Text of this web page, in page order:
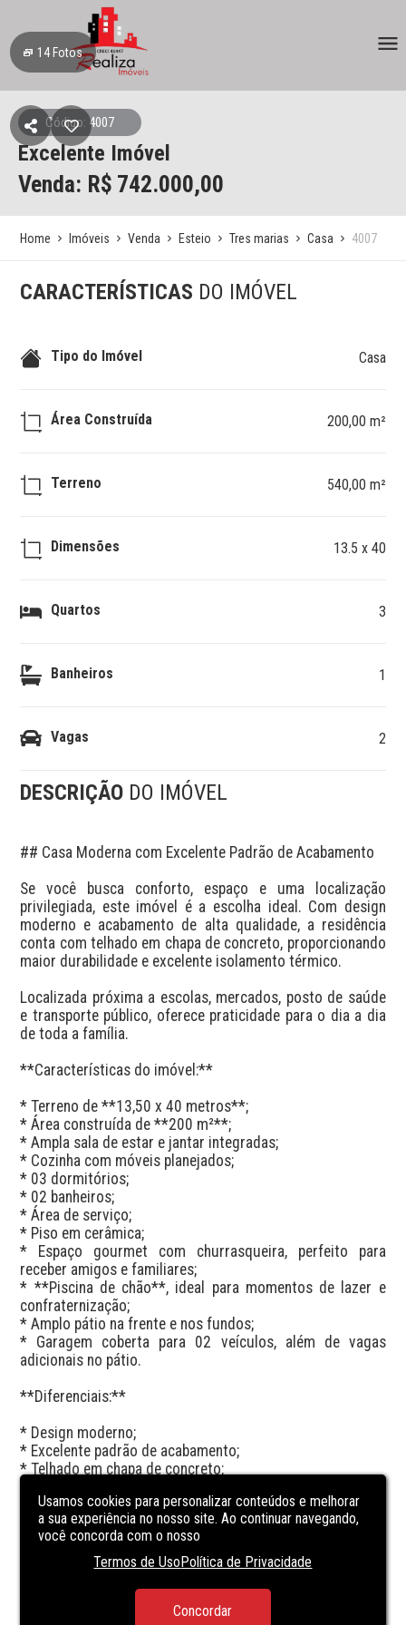
14Fotos
Código: 4007
Excelente Imóvel
Venda: R$ 742.000,00
Home Imóveis Venda Esteio Tres marias Casa 4007
CARACTERÍSTICAS DO IMÓVEL
Tipo do Imóvel Casa
Área Construída 200,00 m²
Terreno 540,00 m²
Dimensões 13.5 x 40
Quartos 3
Banheiros 1
Vagas 2
DESCRIÇÃO DO IMÓVEL
## Casa Moderna com Excelente Padrão de Acabamento
Se você busca conforto, espaço e uma localização
privilegiada, este imóvel é a escolha ideal. Com design
moderno e acabamento de alta qualidade, a residência
conta com telhado em chapa de concreto, proporcionando
maior durabilidade e excelente isolamento térmico.
Localizada próxima a escolas, mercados, posto de saúde
e transporte público, oferece praticidade para o dia a dia
de toda a família.
**Características do imóvel:**
* Terreno de **13,50 x 40 metros**;
* Área construída de **200 m²**;
* Ampla sala de estar e jantar integradas;
* Cozinha com móveis planejados;
* 03 dormitórios;
* 02 banheiros;
* Área de serviço;
* Piso em cerâmica;
* Espaço gourmet com churrasqueira, perfeito para
receber amigos e familiares;
* **Piscina de chão**, ideal para momentos de lazer e
confraternização;
* Amplo pátio na frente e nos fundos;
* Garagem coberta para 02 veículos, além de vagas
adicionais no pátio.
**Diferenciais:**
* Design moderno;
* Excelente padrão de acabamento;
* Telhado em chapa de concreto;
* Excelente localização.
**Apta para financiamento bancário.**
imóvel. Uma excelente oportunidade para quem busca
conforto, espaço e qualidade de vida em uma das
Usamos cookies para personalizar conteúdos e melhorar
a sua experiência no nosso site. Ao continuar navegando,
você concorda com o nosso
Termos de UsoPolítica de Privacidade
Concordar